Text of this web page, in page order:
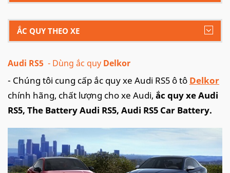
ẮC QUY THEO XE
Audi RS5 - Dùng ắc quy Delkor
- Chúng tôi cung cấp ắc quy xe Audi RS5 ô tô Delkor
chính hãng, chất lượng cho xe Audi, ắc quy xe Audi
RS5, The Battery Audi RS5, Audi RS5 Car Battery.